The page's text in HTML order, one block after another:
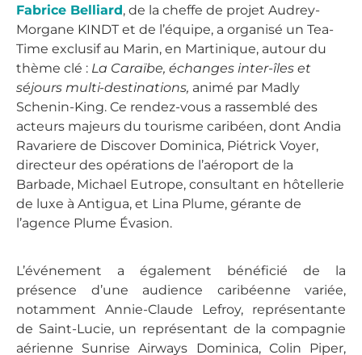
Fabrice Belliard, de la cheffe de projet Audrey-
Morgane KINDT et de l’équipe, a organisé un Tea-
Time exclusif au Marin, en Martinique, autour du
thème clé : La Caraïbe, échanges inter-îles et
séjours multi-destinations, animé par Madly
Schenin-King. Ce rendez-vous a rassemblé des
acteurs majeurs du tourisme caribéen, dont Andia
Ravariere de Discover Dominica, Piétrick Voyer,
directeur des opérations de l’aéroport de la
Barbade, Michael Eutrope, consultant en hôtellerie
de luxe à Antigua, et Lina Plume, gérante de
l’agence Plume Évasion.
L’événement a également bénéficié de la
présence d’une audience caribéenne variée,
notamment Annie-Claude Lefroy, représentante
de Saint-Lucie, un représentant de la compagnie
aérienne Sunrise Airways Dominica, Colin Piper,